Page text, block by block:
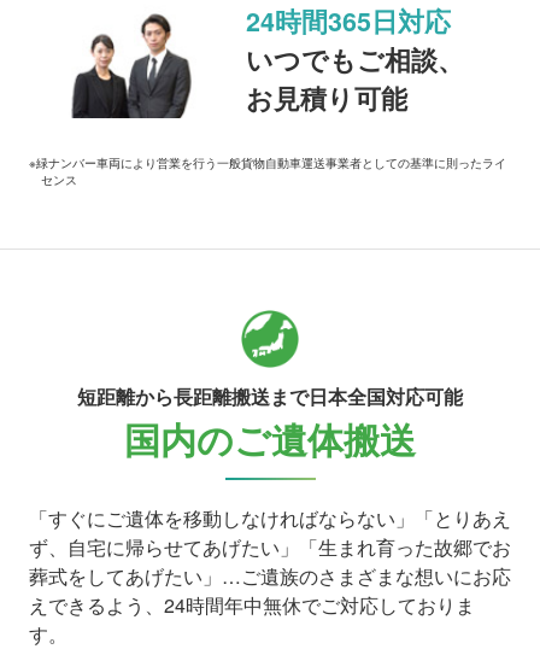
24時間365日対応
いつでもご相談、
お見積り可能
※緑ナンバー車両により営業を行う一般貨物自動車運送事業者としての基準に則ったライ
センス
短距離から長距離搬送まで日本全国対応可能
国内のご遺体搬送
「すぐにご遺体を移動しなければならない」「とりあえ
ず、自宅に帰らせてあげたい」「生まれ育った故郷でお
葬式をしてあげたい」…ご遺族のさまざまな想いにお応
えできるよう、24時間年中無休でご対応しておりま
す。